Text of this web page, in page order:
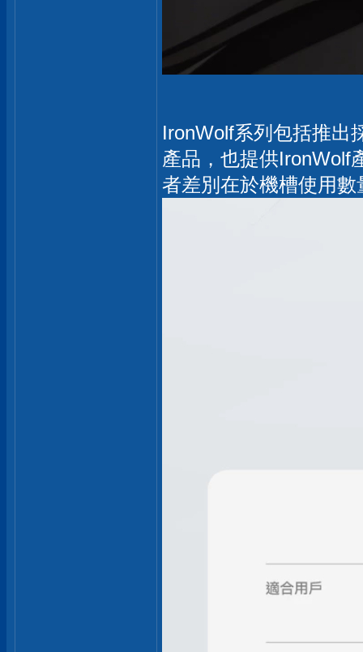
IronWolf系列包括推出
產品，也提供IronWolf
者差別在於機槽使用